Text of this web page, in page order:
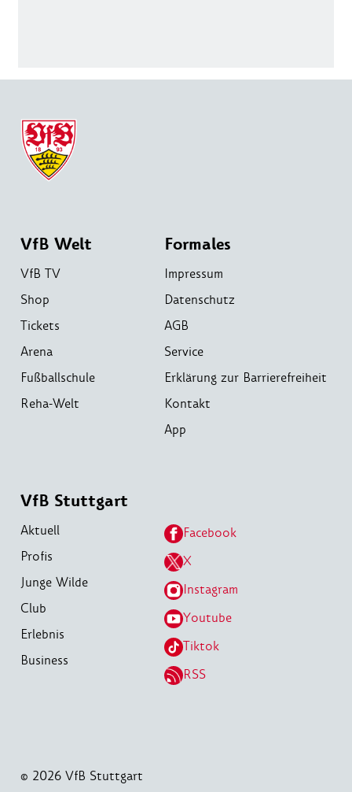
VfB Welt
VfB TV
Shop
Tickets
Arena
Fußballschule
Reha-Welt
Formales
Impressum
Datenschutz
AGB
Service
Erklärung zur Barrierefreiheit
Kontakt
App
VfB Stuttgart
Aktuell
Profis
Junge Wilde
Club
Erlebnis
Business
Facebook
X
Instagram
Youtube
Tiktok
RSS
© 2026 VfB Stuttgart